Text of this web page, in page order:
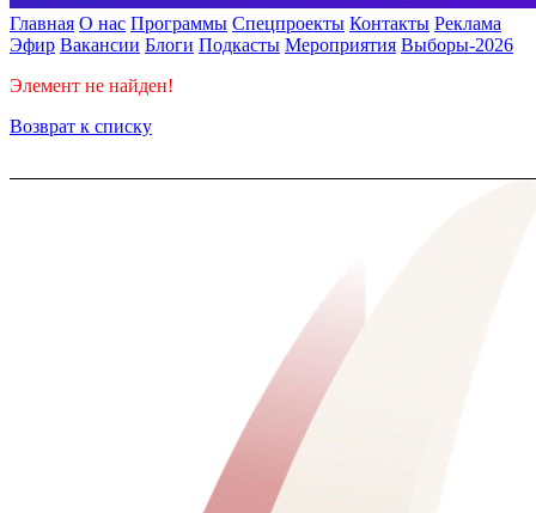
Главная О нас Программы Спецпроекты Контакты Реклама
Эфир Вакансии Блоги Подкасты Мероприятия Выборы-2026
Элемент не найден!
Возврат к списку